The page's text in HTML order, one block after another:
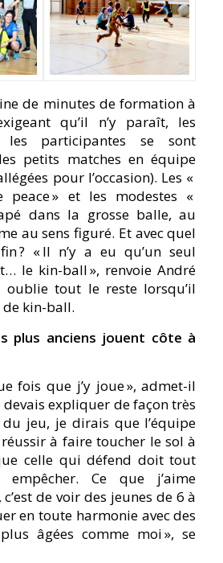
de minutes de formation à
qu’il n’y paraît, les
les participantes se sont
petits matches en équipe
pour l’occasion). Les «
peace » et les modestes «
dans la grosse balle, au
au sens figuré. Et avec quel
? « Il n’y a eu qu’un seul
le kin-ball », renvoie André
oublie tout le reste lorsqu’il
kin-ball.
plus anciens jouent côte à
fois que j’y joue », admet-il
devais expliquer de façon très
jeu, je dirais que l’équipe
à faire toucher le sol à
celle qui défend doit tout
Ce que j’aime
de voir des jeunes de 6 à
en toute harmonie avec des
âgées comme moi », se